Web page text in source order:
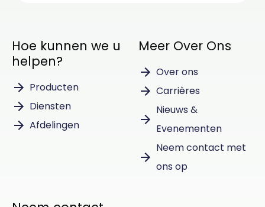
Hoe kunnen we u
helpen?
Producten
Diensten
Afdelingen
Meer Over Ons
Over ons
Carrières
Nieuws &
Evenementen
Neem contact met
ons op